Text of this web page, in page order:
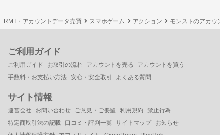
RMT・アカウントデータ売買 スマホゲーム アクション モンストのアカウ
ご利用ガイド
ご利用ガイド お取引の流れ アカウントを売る
アカウントを買う
手数料・お支払い方法 安心・安全取引 よくある質問
サイト情報
運営会社 お問い合わせ ご意見・ご要望 利用規約
禁止行為
特定商取引法の記載
口コミ・評判一覧 サイトマップ
お知らせ